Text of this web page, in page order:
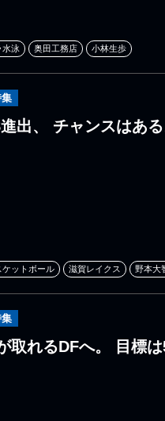
水泳 奥田工務店 小林生歩
出、 チャンスはある
ケットボール 滋賀レイクス 野本大
取れるDFへ。 目標は